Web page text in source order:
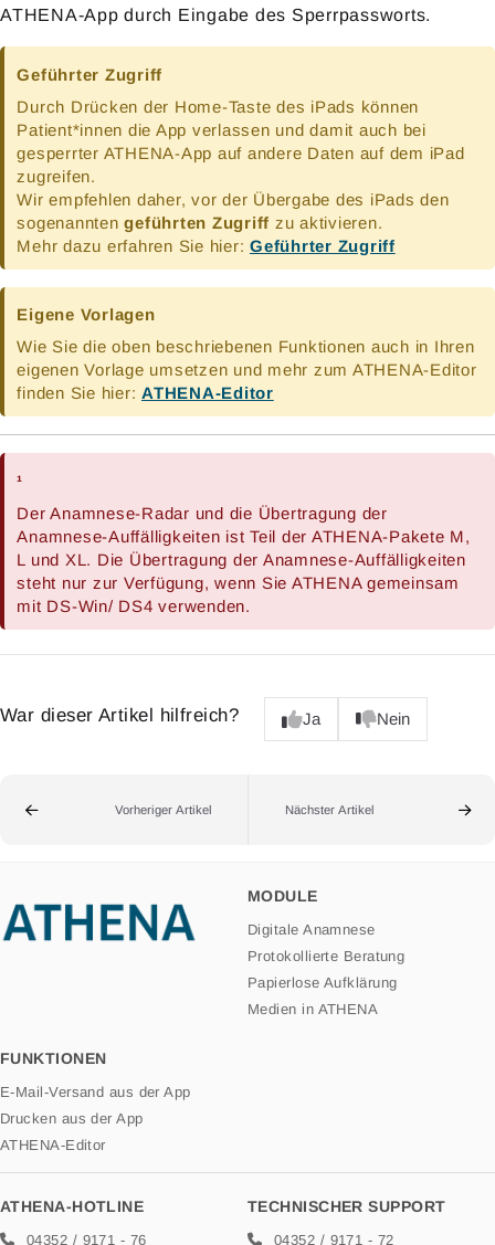
ATHENA-App durch Eingabe des Sperrpassworts.
Geführter Zugriff
Durch Drücken der Home-Taste des iPads können
Patient*innen die App verlassen und damit auch bei
gesperrter ATHENA-App auf andere Daten auf dem iPad
zugreifen.
Wir empfehlen daher, vor der Übergabe des iPads den
sogenanntengeführten Zugriff zu aktivieren.
Mehr dazu erfahren Sie hier: Geführter Zugriff
Eigene Vorlagen
Wie Sie die oben beschriebenen Funktionen auch in Ihren
eigenen Vorlage umsetzen und mehr zum ATHENA-Editor
finden Sie hier: ATHENA-Editor
¹
Der Anamnese-Radar und die Übertragung der
Anamnese-Auffälligkeiten ist Teil der ATHENA-Pakete M,
L und XL. Die Übertragung der Anamnese-Auffälligkeiten
steht nur zur Verfügung, wenn Sie ATHENA gemeinsam
mit DS-Win/ DS4 verwenden.
War dieser Artikel hilfreich? Ja Nein
Vorheriger Artikel Nächster Artikel
MODULE
Digitale Anamnese
Protokollierte Beratung
Papierlose Aufklärung
Medien in ATHENA
FUNKTIONEN
E-Mail-Versand aus der App
Drucken aus der App
ATHENA-Editor
ATHENA-HOTLINE
04352 / 9171 - 76
TECHNISCHER SUPPORT
04352 / 9171 - 72